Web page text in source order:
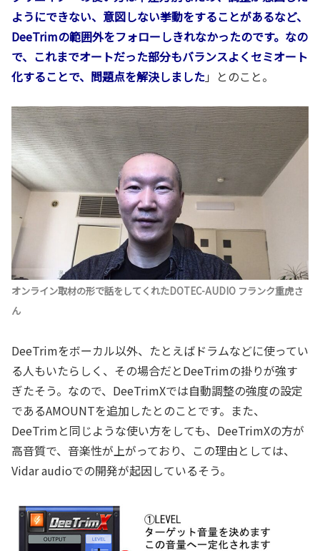
ようにできない、意図しない挙動をすることがあるなど、
DeeTrimの範囲外をフォローしきれなかったのです。なの
で、これまでオートだった部分もバランスよくセミオート
化することで、問題点を解決しました」とのこと。
オンライン取材の形で話をしてくれたDOTEC-AUDIO フランク重虎さ
ん
DeeTrimをボーカル以外、たとえばドラムなどに使ってい
る人もいたらしく、その場合だとDeeTrimの掛りが強す
ぎたそう。なので、DeeTrimXでは自動調整の強度の設定
であるAMOUNTを追加したとのことです。また、
DeeTrimと同じような使い方をしても、DeeTrimXの方が
高音質で、音楽性が上がっており、この理由としては、
Vidar audioでの開発が起因しているそう。